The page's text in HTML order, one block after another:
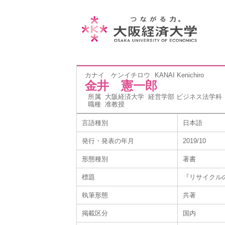
カナイ ケンイチロウ KANAI Kenichiro
金井 憲一郎
所属 大阪経済大学 経営学部 ビジネス法学科
職種 准教授
言語種別 日本語
発行・発表の年月 2019/10
形態種別 著書
標題 『リサイクル
執筆形態 共著
掲載区分 国内